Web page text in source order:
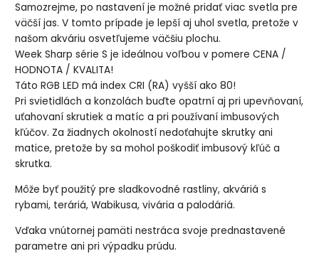
Samozrejme, po nastavení je možné pridať viac svetla pre
väčší jas. V tomto prípade je lepší aj uhol svetla, pretože v
našom akváriu osvetľujeme väčšiu plochu.
Week Sharp série S je ideálnou voľbou v pomere CENA /
HODNOTA / KVALITA!
Táto RGB LED má index CRI (RA) vyšší ako 80!
Pri svietidlách a konzolách buďte opatrní aj pri upevňovaní,
uťahovaní skrutiek a matíc a pri používaní imbusových
kľúčov. Za žiadnych okolností nedoťahujte skrutky ani
matice, pretože by sa mohol poškodiť imbusový kľúč a
skrutka.
Môže byť použitý pre sladkovodné rastliny, akváriá s
rybami, teráriá, Wabikusa, vivária a palodáriá.
Vďaka vnútornej pamäti nestráca svoje prednastavené
parametre ani pri výpadku prúdu.